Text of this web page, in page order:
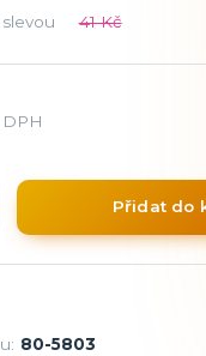
41 Kč
Přidat do
80-5803